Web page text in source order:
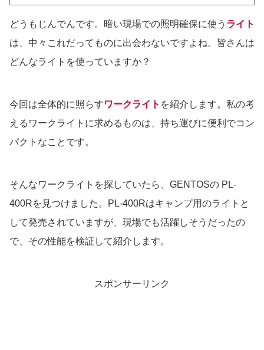
どうもじんでんです。暗い現場での照明確保に使う ライト
は、中々これだってものに出会わないですよね。皆さんは
どんなライトを使っていますか？
今回は全体的に照らすワークライト を紹介します。私の考
えるワークライトに求めるものは、持ち運びに便利でコン
パクトなことです。
そんなワークライトを探していたら、GENTOSの PL-
400Rを見つけました。PL-400Rはキャンプ用のライトと
して発売されていますが、現場でも活躍しそうだったの
で、その性能を検証して紹介します。
スポンサーリンク